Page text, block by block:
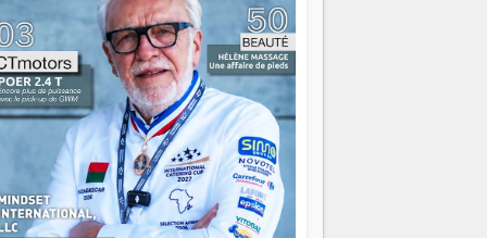
on pourrait s'arrêter là, applaudir et
chez soi satisfait. Mais ce serait
à côté d'une chose essentielle. La
ça brûle fort — et parfois, ça brûle
Une flamme sans direction peut
autant qu'elle peut consumer. C'est
que les aînés entrent en scène — pas
reprendre le gouvernail, mais pour
où sont les récifs. Les jeunes ont la
les vieux ont l'expérience, comme on
Ce n'est pas un combat de générations
c'est une question d'équipage. Partagez